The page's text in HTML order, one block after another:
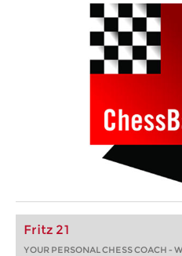
Fritz 21
YOUR PERSONAL CHESS COACH -